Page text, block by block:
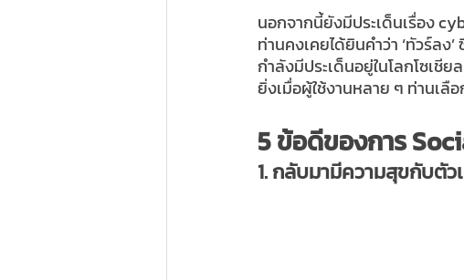
นอกจากนี้ยังมีประเด็นเรื่อง
ท่านคงเคยได้ยินคำว่า ‘ทัวร์ล
กำลังมีประเด็นอยู่ในโลกโซเชี
ยิ่งเมื่อผู้ใช้งานหลาย ๆ ท่านเลื
5 ข้อดีของการ
1. กลับมามีความสุขกับตัว